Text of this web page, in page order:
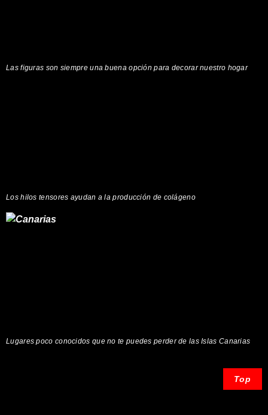
Las figuras son siempre una buena opción para decorar nuestro hogar
Los hilos tensores ayudan a la producción de colágeno
Lugares poco conocidos que no te puedes perder de las Islas Canarias
Top